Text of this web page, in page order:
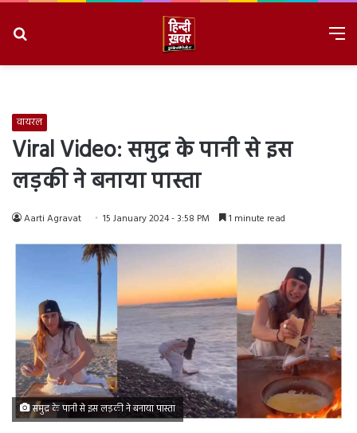
वायरल
Viral Video: समुद्र के पानी से इस
लड़की ने बनाया पास्ता
Aarti Agravat 15 January 2024 - 3:58 PM 1 minute read
समुद्र के पानी से इस लड़की ने बनाया पास्ता